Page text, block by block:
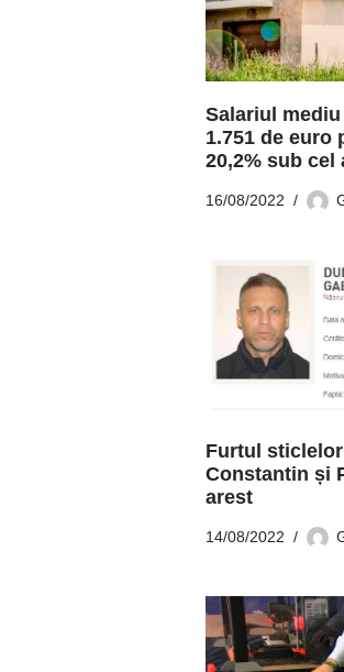
Salariul
1.751 de euro
20,2% sub cel
16/08/2022
Furtul
Constantin și
arest
14/08/2022